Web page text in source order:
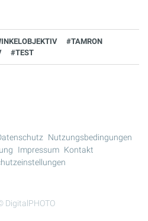
#TAMRON
#TEST
DigitalPHOTO
Nutzungsbedingungen
Impressum Kontakt